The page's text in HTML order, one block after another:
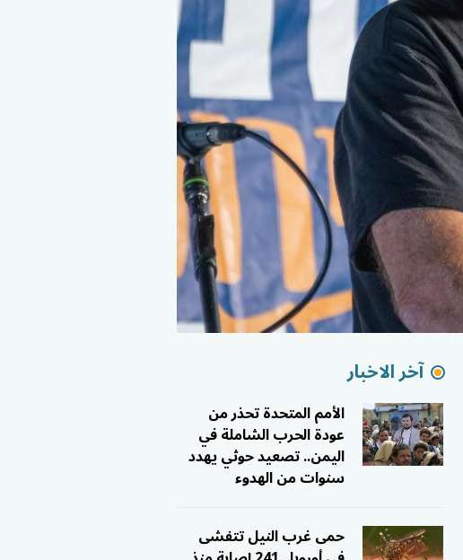
آخر الاخبار
الأمم المتحدة تحذر من
عودة الحرب الشاملة في
اليمن.. تصعيد حوثي يهدد
سنوات من الهدوء
حمى غرب النيل تتفشى